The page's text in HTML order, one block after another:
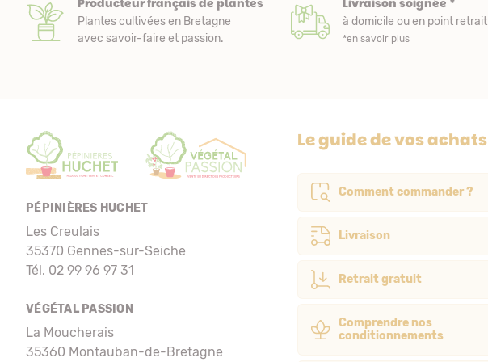
Producteur français de plantes
Plantes cultivées en Bretagne
avec savoir-faire et passion.
Livraison soignée *
à domicile ou en point retrait
*en savoir plus
Le guide de vos achats
Comment commander ?
Livraison
Retrait gratuit
Comprendre nos
conditionnements
PÉPINIÈRES HUCHET
Les Creulais
35370 Gennes-sur-Seiche
Tél. 02 99 96 97 31
VÉGÉTAL PASSION
La Moucherais
35360 Montauban-de-Bretagne